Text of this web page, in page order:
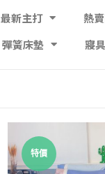
最新主打 熱
彈簧床墊
寢
特價